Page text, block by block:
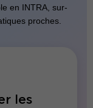
en INTRA, sur-
proches.
les